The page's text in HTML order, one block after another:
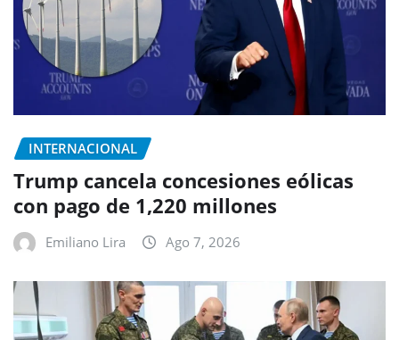
INTERNACIONAL
Trump cancela concesiones eólicas
con pago de 1,220 millones
Emiliano Lira Ago 7, 2026